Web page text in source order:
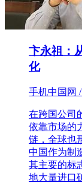
卞永祖：
化
手机中国网 /
在跨国公司
依靠市场的
链，全球也
中国作为制
其主要的标
地大量进口